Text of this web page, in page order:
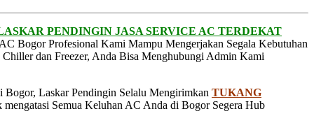
PENDINGIN JASA SERVICE AC TERDEKAT
Bogor Profesional Kami Mampu Mengerjakan Segala Kebutuhan
dan Freezer, Anda Bisa Menghubungi Admin Kami
Bogor, Laskar Pendingin Selalu Mengirimkan TUKANG
Semua Keluhan AC Anda di Bogor Segera Hub